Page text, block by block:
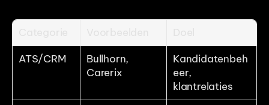
ATS/CRM
Bullhorn,
Carerix
Kandidatenbeh
eer,
klantrelaties